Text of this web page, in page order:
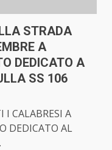
STRADA
A
DEDICATO A
SS 106
I CALABRESI A
DEDICATO AL